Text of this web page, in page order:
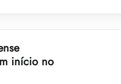
início no